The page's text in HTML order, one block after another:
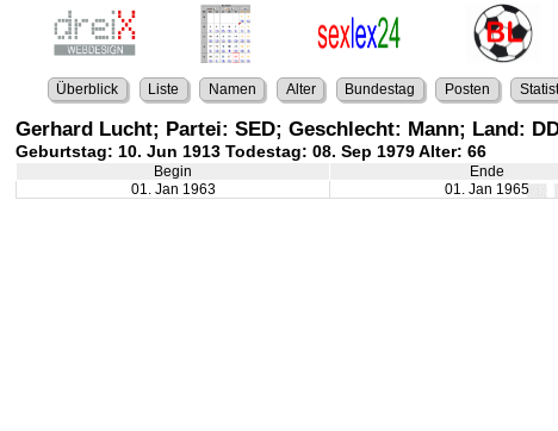
Überblick Liste Namen Alter Bundestag Posten
Gerhard Lucht; Partei: SED; Geschlecht: Mann; Land:
Geburtstag: 10. Jun 1913 Todestag: 08. Sep 1979 Alter: 66
Begin Ende
01. Jan 1963
01. Jan 1965